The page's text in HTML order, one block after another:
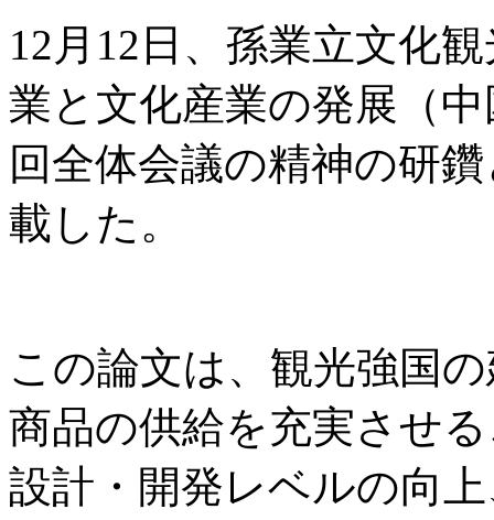
12月12日、孫業立文化
業と文化産業の発展（
回全体会議の精神の研
載した。
この論文は、観光強国
商品の供給を充実させ
設計・開発レベルの向